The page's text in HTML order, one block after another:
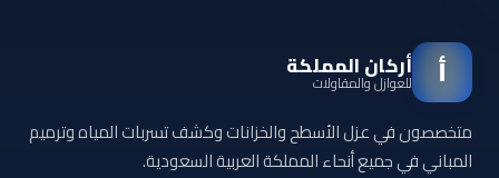
أ أركان المملكة
للعوازل والمقاولات
متخصصون في عزل الأسطح والخزانات وكشف تسربات المياه وترميم
المباني في جميع أنحاء المملكة العربية السعودية.